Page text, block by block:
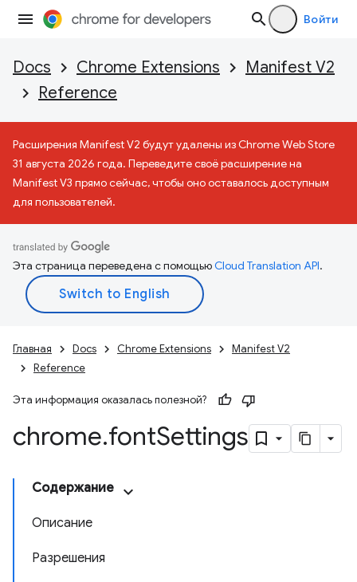
Войти
Docs Chrome Extensions
Manifest V2
Reference
Расширения Manifest V2 будут удалены из Chrome Web Store
31 августа 2026 года. Переведите своё расширение на
Manifest V3 прямо сейчас, чтобы оно оставалось доступным
для пользователей.
Эта страница переведена с помощьюCloud Translation API.
Главная Docs Chrome Extensions
Manifest V2
Reference
Эта информация оказалась полезной?
chrome.fontSettings
Содержание
Описание
Разрешения